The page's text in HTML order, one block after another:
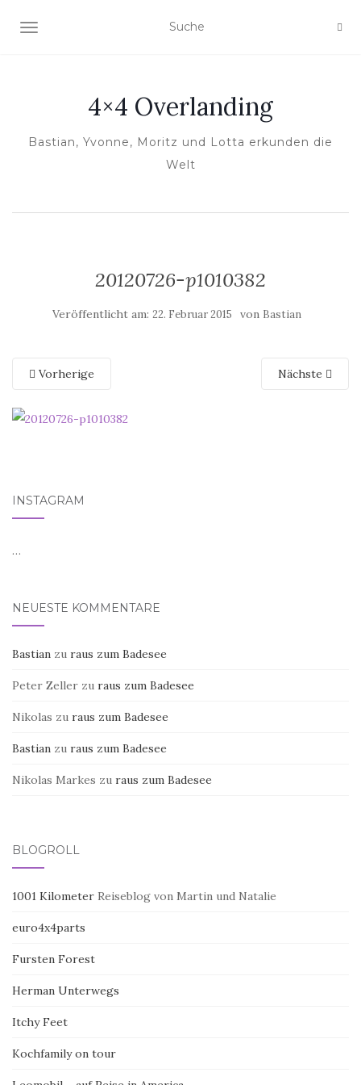
NAVIGATION EIN-/AUSSCHALTEN
4×4 Overlanding
Bastian, Yvonne, Moritz und Lotta erkunden die
Welt
20120726-p1010382
Veröffentlicht am: 22. Februar 2015 von Bastian
Vorherige Nächste
INSTAGRAM
…
NEUESTE KOMMENTARE
Bastian zu raus zum Badesee
Peter Zeller zu raus zum Badesee
Nikolas zu raus zum Badesee
Bastian zu raus zum Badesee
Nikolas Markes zu raus zum Badesee
BLOGROLL
1001 Kilometer Reiseblog von Martin und Natalie
euro4x4parts
Fursten Forest
Herman Unterwegs
Itchy Feet
Kochfamily on tour